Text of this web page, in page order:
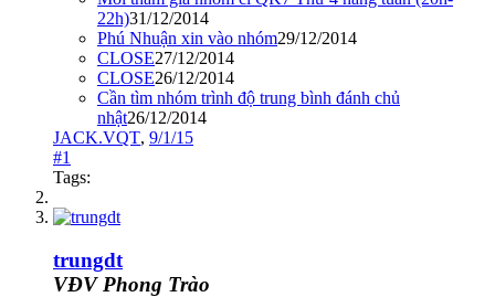
22h)31/12/2014
Phú Nhuận xin vào nhóm29/12/2014
CLOSE27/12/2014
CLOSE26/12/2014
Cần tìm nhóm trình độ trung bình đánh chủ
nhật26/12/2014
JACK.VQT, 9/1/15
#1
Tags:
trungdt
VĐV Phong Trào